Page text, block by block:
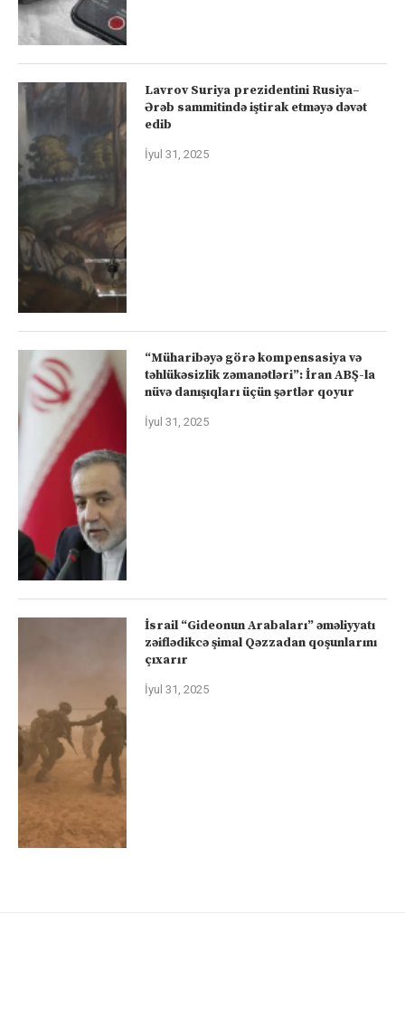
Lavrov Suriya prezidentini Rusiya–
Ərəb sammitində iştirak etməyə dəvət
edib
İyul 31, 2025
“Müharibəyə görə kompensasiya və
təhlükəsizlik zəmanətləri”: İran ABŞ-la
nüvə danışıqları üçün şərtlər qoyur
İyul 31, 2025
İsrail “Gideonun Arabaları” əməliyyatı
zəiflədikcə şimal Qəzzadan qoşunlarını
çıxarır
İyul 31, 2025